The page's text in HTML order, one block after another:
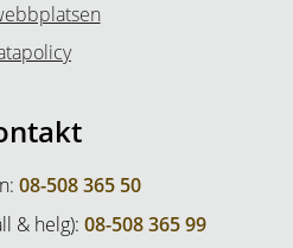
08-508 365 50
& helg): 08-508 365 99